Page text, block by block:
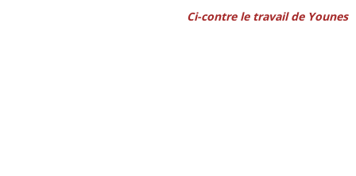
Ci-contre le travail de Younes